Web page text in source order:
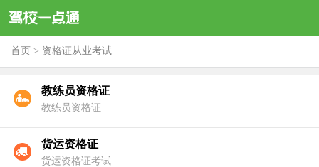
首页 > 资格证从业考试
教练员资格证
教练员资格证
货运资格证
货运资格证考试